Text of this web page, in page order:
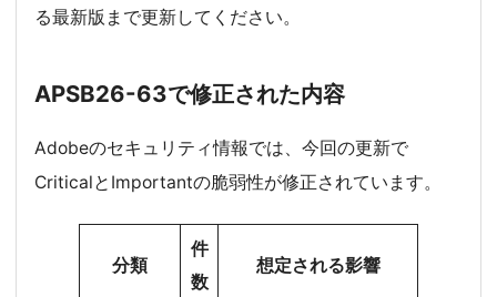
る最新版まで更新してください。
APSB26-63で修正された内容
Adobeのセキュリティ情報では、今回の更新で
CriticalとImportantの脆弱性が修正されています。
分類
件
数
想定される影響